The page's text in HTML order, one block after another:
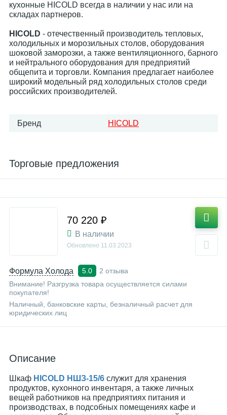
кухонные HICOLD всегда в наличии у нас или на
складах партнеров.
HICOLD - отечественный производитель тепловых,
холодильных и морозильных столов, оборудования
шоковой заморозки, а также вентиляционного, барного
и нейтрального оборудования для предприятий
общепита и торговли. Компания предлагает наиболее
широкий модельный ряд холодильных столов среди
российских производителей.
Бренд HICOLD
Торговые предложения
Формула Холода 5.0
2 отзыва
Внимание! Разгрузка товара осуществляется силами
покупателя!
Наличный, банковские карты, безналичный расчет для
юридических лиц
70 220 ₽
В наличии
Обновлено 11.03.2023
Описание
Шкаф HICOLD НШЗ-15/6 служит для хранения
продуктов, кухонного инвентаря, а также личных
вещей работников на предприятиях питания и
производствах, в подсобных помещениях кафе и